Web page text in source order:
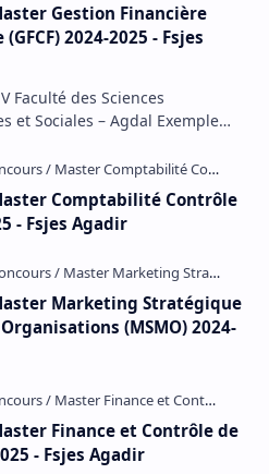
Gestion Financière
2024-2025 - Fsjes
Faculté des Sciences
et Sociales – Agdal Exemple
Comptabilité Contrôle
- Fsjes Agadir
Marketing Stratégique
(MSMO) 2024-
Finance et Contrôle de
- Fsjes Agadir